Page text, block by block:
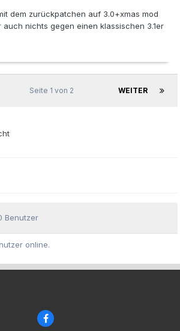
dem zurückpatchen auf 3.0+xmas mod
nichts gegen einen klassischen 3.1er
WEITER
Seite 1 von 2
Benutzer
online.